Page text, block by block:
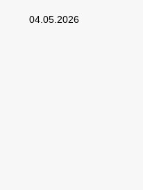
04.05.2026